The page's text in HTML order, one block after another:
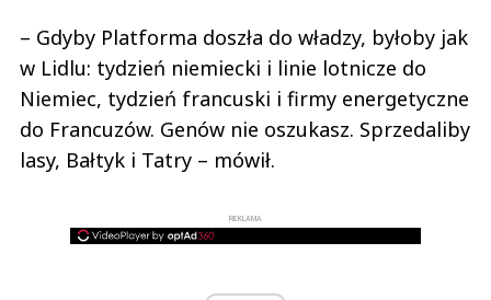
– Gdyby Platforma doszła do władzy, byłoby jak
w Lidlu: tydzień niemiecki i linie lotnicze do
Niemiec, tydzień francuski i firmy energetyczne
do Francuzów. Genów nie oszukasz. Sprzedaliby
lasy, Bałtyk i Tatry – mówił.
REKLAMA